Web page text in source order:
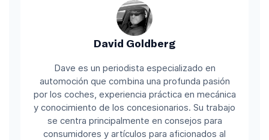
David Goldberg
Dave es un periodista especializado en
automoción que combina una profunda pasión
por los coches, experiencia práctica en mecánica
y conocimiento de los concesionarios. Su trabajo
se centra principalmente en consejos para
consumidores y artículos para aficionados al